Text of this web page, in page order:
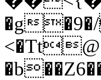
�g�9�/